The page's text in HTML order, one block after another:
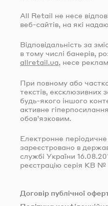
All Retail не несе
веб-сайтів, на які
Відповідальність за
в тому числі банерів,
allretail.ua, несе
При повному або
текстів, ексклюзивних
будь-якого іншого
активне
обов’язковим.
Електронне
зареєстровано в
службі України
реєстрацію серія КВ №
Договір публічної